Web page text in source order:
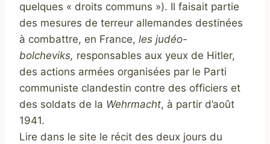
quelques « droits communs »). Il faisait partie
des mesures de terreur allemandes destinées
à combattre, en France, les judéo-
bolcheviks, responsables aux yeux de Hitler,
des actions armées organisées par le Parti
communiste clandestin contre des officiers et
des soldats de la Wehrmacht, à partir d’août
1941.
Lire dans le site le récit des deux jours du